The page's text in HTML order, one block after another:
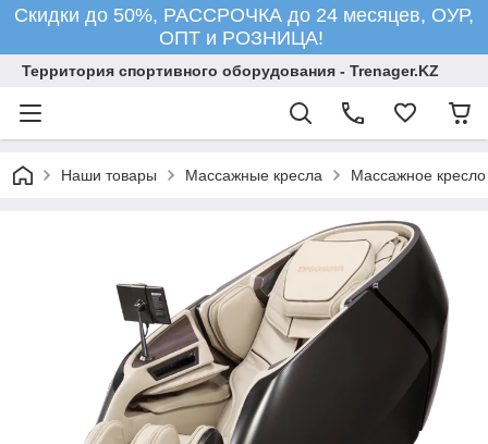
Скидки до 50%, РАССРОЧКА до 24 месяцев, ОУР,
ОПТ и РОЗНИЦА!
Территория спортивного оборудования - Trenager.KZ
Наши товары Массажные кресла Массажное